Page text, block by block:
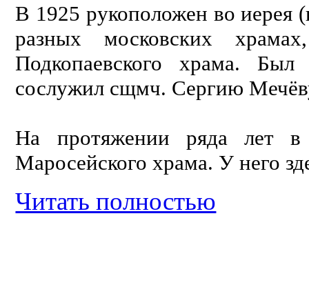
В 1925 рукоположен во иерея
разных московских
Подкопаевского храма.
сослужил сщмч. Сергию
На протяжении ряда лет в
Маросейского храма. У него
Читать полностью